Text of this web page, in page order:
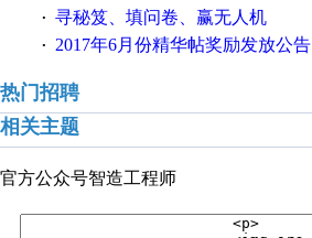
· 寻秘笈、填问卷、赢无人机
· 2017年6月份精华帖奖励发放公告
热门招聘
相关主题
官方公众号智造工程师